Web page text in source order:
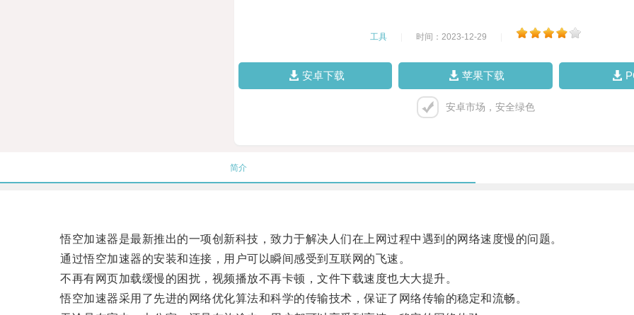
工具 时间：2023-12-29
安卓下载 苹果下载
安卓市场，安全绿色
简介
悟空加速器是最新推出的一项创新科技，致力于解决人们在上网过程中遇到的网络速度慢的问题。
通过悟空加速器的安装和连接，用户可以瞬间感受到互联网的飞速。
不再有网页加载缓慢的困扰，视频播放不再卡顿，文件下载速度也大大提升。
悟空加速器采用了先进的网络优化算法和科学的传输技术，保证了网络传输的稳定和流畅。